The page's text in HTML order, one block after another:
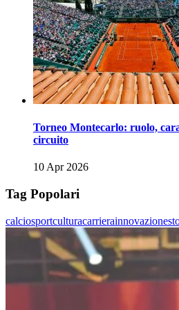
Torneo Montecarlo: ruolo,
circuito
10 Apr 2026
Tag Popolari
calciosportculturacarrierainnovazione